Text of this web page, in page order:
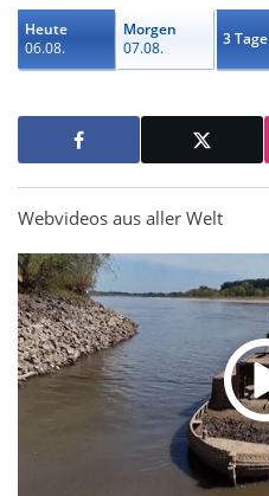
Heute
06.08.
Morgen
07.08.
3 Tage
Webvideos aus aller Welt